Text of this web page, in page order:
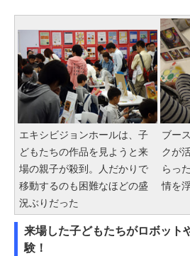
エキシビジョンホールは、子
どもたちの作品を見ようと来
場の親子が殺到。人だかりで
移動するのも困難なほどの盛
況ぶりだった
ブー
クが
らっ
情を
来場した子どもたちがロボット
験！